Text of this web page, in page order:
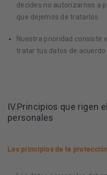
decides no autorizarnos a
que dejemos de tratarlos.
Nuestra prioridad consiste
tratar tus datos de acuerdo
IV.Principios que rigen
personales
Los principios de la